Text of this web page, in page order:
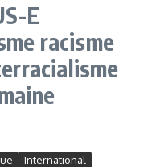
E
racisme
International